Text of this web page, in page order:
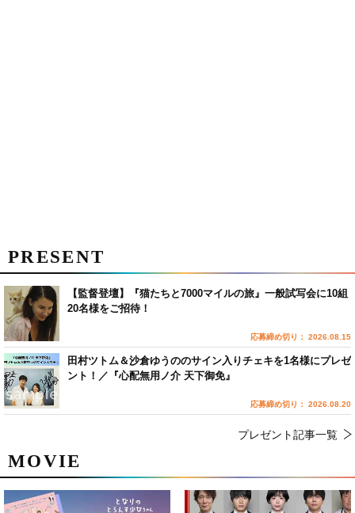
MOVIE
PRESENT
【監督登壇】『猫たちと7000マイルの旅』一般試写会に10組
20名様をご招待！
応募締め切り： 2026.08.15
田村ツトム＆沙倉ゆうののサイン入りチェキを1名様にプレゼ
ント！／『心配無用ノ介 天下御免』
応募締め切り： 2026.08.20
プレゼント記事一覧